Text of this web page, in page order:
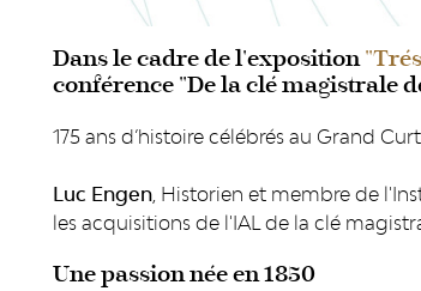
Dans le cadre de l'exposition
conférence "De la clé magistrale
175 ans d’histoire célébrés au Grand
Luc Engen, Historien et membre de
les acquisitions de l'IAL de la clé
Une passion née en 1850